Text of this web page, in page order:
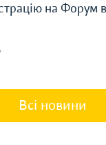
на Форум
Всі новини